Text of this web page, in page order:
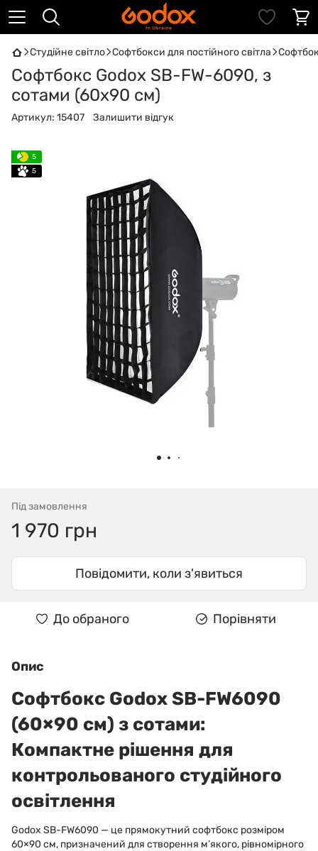
Студійне світло Софтбокси для постійного світла
Софтбокс Godox SB-FW-6090, з
сотами (60x90 см)
Артикул: 15407 Залишити відгук
5
5
Під замовлення
1 970 грн
Повідомити, коли з'явиться
До обраного Порівняти
Опис
Софтбокс Godox SB-FW6090
(60×90 см) з сотами:
Компактне рішення для
контрольованого студійного
освітлення
Godox SB-FW6090 — це прямокутний софтбокс розміром
60×90 см, призначений для створення м’якого, рівномірного